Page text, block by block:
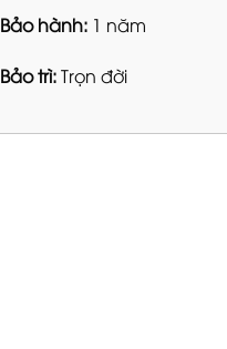
Bảo hành: 1 năm
Bảo trì:Trọn đời